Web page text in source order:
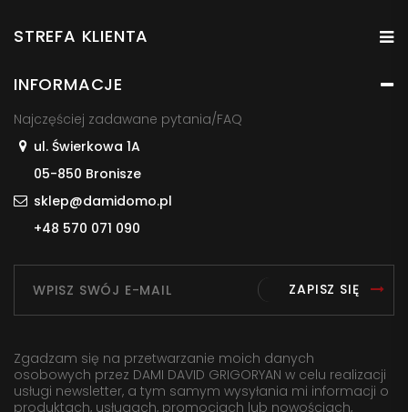
STREFA KLIENTA
INFORMACJE
Najczęściej zadawane pytania/FAQ
ul. Świerkowa 1A
05-850 Bronisze
sklep@damidomo.pl
+48 570 071 090
ZAPISZ SIĘ
Zgadzam się na przetwarzanie moich danych
osobowych przez DAMI DAVID GRIGORYAN w celu realizacji
usługi newsletter, a tym samym wysyłania mi informacji o
produktach, usługach, promocjach lub nowościach,